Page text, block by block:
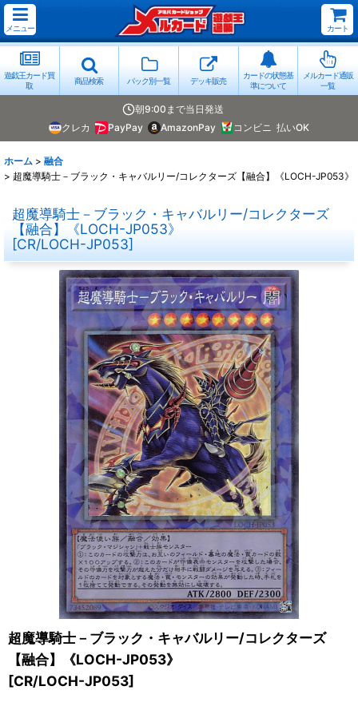
メニュー カート
遊戯王カード買
取
商品検索 パック別一覧 デッキ販売
カードの状態基
準について
メルカード通販
一覧
朝9:00まで当日発送
クレカ
PayPay AmazonPay コンビニ 払いOK
ホーム > 融合
> 超魔導騎士－ブラック・キャバルリー/コレクターズ【融合】《LOCH-JP053》
超魔導騎士－ブラック・キャバルリー/コレクターズ
【融合】《LOCH-JP053》
[CR/LOCH-JP053]
超魔導騎士－ブラック・キャバルリー/コレクターズ
【融合】《LOCH-JP053》
[CR/LOCH-JP053]